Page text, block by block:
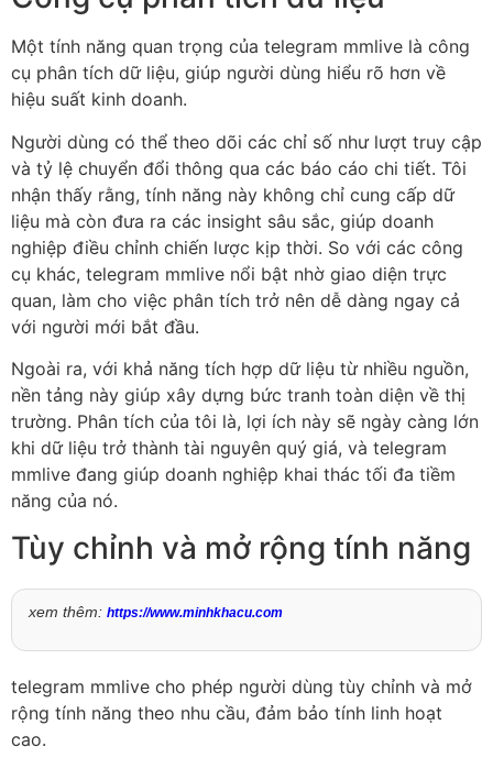
Một tính năng quan trọng của telegram mmlive là công
cụ phân tích dữ liệu, giúp người dùng hiểu rõ hơn về
hiệu suất kinh doanh.
Người dùng có thể theo dõi các chỉ số như lượt truy cập
và tỷ lệ chuyển đổi thông qua các báo cáo chi tiết. Tôi
nhận thấy rằng, tính năng này không chỉ cung cấp dữ
liệu mà còn đưa ra các insight sâu sắc, giúp doanh
nghiệp điều chỉnh chiến lược kịp thời. So với các công
cụ khác, telegram mmlive nổi bật nhờ giao diện trực
quan, làm cho việc phân tích trở nên dễ dàng ngay cả
với người mới bắt đầu.
Ngoài ra, với khả năng tích hợp dữ liệu từ nhiều nguồn,
nền tảng này giúp xây dựng bức tranh toàn diện về thị
trường. Phân tích của tôi là, lợi ích này sẽ ngày càng lớn
khi dữ liệu trở thành tài nguyên quý giá, và telegram
mmlive đang giúp doanh nghiệp khai thác tối đa tiềm
năng của nó.
Tùy chỉnh và mở rộng tính năng
xem thêm: https://www.minhkhacu.com
telegram mmlive cho phép người dùng tùy chỉnh và mở
rộng tính năng theo nhu cầu, đảm bảo tính linh hoạt
cao.